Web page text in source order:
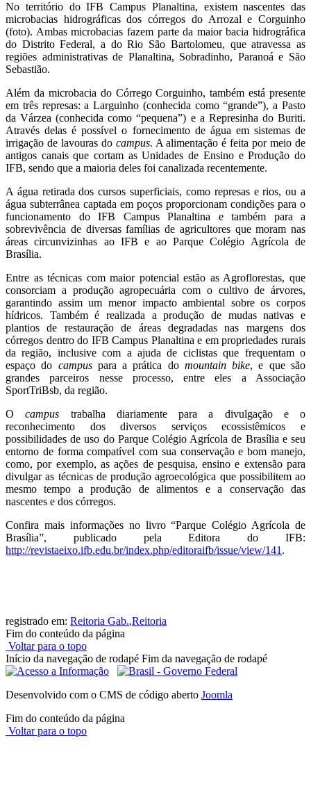
No território do IFB Campus Planaltina, existem nascentes das
microbacias hidrográficas dos córregos do Arrozal e Corguinho
(foto). Ambas microbacias fazem parte da maior bacia hidrográfica
do Distrito Federal, a do Rio São Bartolomeu, que atravessa as
regiões administrativas de Planaltina, Sobradinho, Paranoá e São
Sebastião.
Além da microbacia do Córrego Corguinho, também está presente
em três represas: a Larguinho (conhecida como “grande”), a Pasto
da Várzea (conhecida como “pequena”) e a Represinha do Buriti.
Através delas é possível o fornecimento de água em sistemas de
irrigação de lavouras do campus. A alimentação é feita por meio de
antigos canais que cortam as Unidades de Ensino e Produção do
IFB, sendo que a maioria deles foi canalizada recentemente.
A água retirada dos cursos superficiais, como represas e rios, ou a
água subterrânea captada em poços proporcionam condições para o
funcionamento do IFB Campus Planaltina e também para a
sobrevivência de diversas famílias de agricultores que moram nas
áreas circunvizinhas ao IFB e ao Parque Colégio Agrícola de
Brasília.
Entre as técnicas com maior potencial estão as Agroflorestas, que
consorciam a produção agropecuária com o cultivo de árvores,
garantindo assim um menor impacto ambiental sobre os corpos
hídricos. Também é realizada a produção de mudas nativas e
plantios de restauração de áreas degradadas nas margens dos
córregos dentro do IFB Campus Planaltina e em propriedades rurais
da região, inclusive com a ajuda de ciclistas que frequentam o
espaço do campuspara a prática do mountain bike, e que são
grandes parceiros nesse processo, entre eles a Associação
SportTriBsb, da região.
Ocampus trabalha diariamente para a divulgação e o
reconhecimento dos diversos serviços ecossistêmicos e
possibilidades de uso do Parque Colégio Agrícola de Brasília e seu
entorno de forma compatível com sua conservação e bom manejo,
como, por exemplo, as ações de pesquisa, ensino e extensão para
divulgar as técnicas de produção agroecológica que possibilitem ao
mesmo tempo a produção de alimentos e a conservação das
nascentes e dos córregos.
Confira mais informações no livro “Parque Colégio Agrícola de
Brasília”, publicado pela Editora do IFB:
http://revistaeixo.ifb.edu.br/index.php/editoraifb/issue/view/141 .
registrado em: Reitoria Gab.,Reitoria
Fim do conteúdo da página
Voltar para o topo
Início da navegação de rodapé Fim da navegação de rodapé
Desenvolvido com o CMS de código aberto Joomla
Fim do conteúdo da página
Voltar para o topo